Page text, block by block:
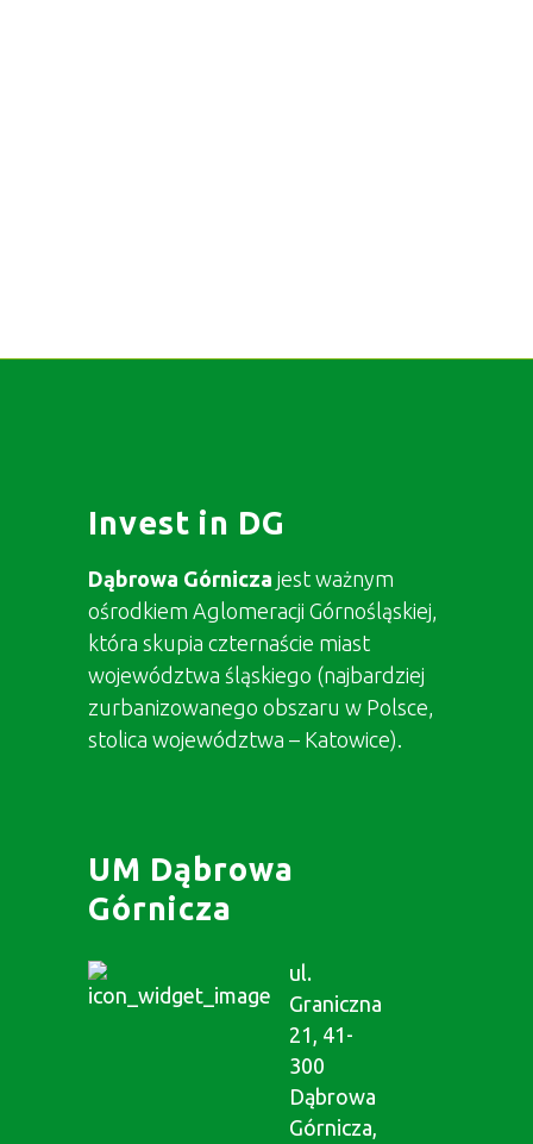
Invest in DG
Dąbrowa Górnicza jest ważnym
ośrodkiem Aglomeracji Górnośląskiej,
która skupia czternaście miast
województwa śląskiego (najbardziej
zurbanizowanego obszaru w Polsce,
stolica województwa – Katowice).
UM Dąbrowa
Górnicza
ul.
Graniczna
21, 41-
300
Dąbrowa
Górnicza,